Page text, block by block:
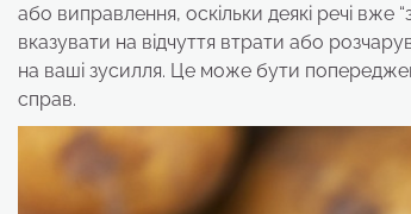
або виправлення, оскільки деякі речі
вказувати на відчуття втрати або
на ваші зусилля. Це може бути
справ.